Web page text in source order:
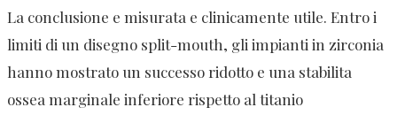
La conclusione e misurata e clinicamente utile. Entro i
limiti di un disegno split-mouth, gli impianti in zirconia
hanno mostrato un successo ridotto e una stabilita
ossea marginale inferiore rispetto al titanio